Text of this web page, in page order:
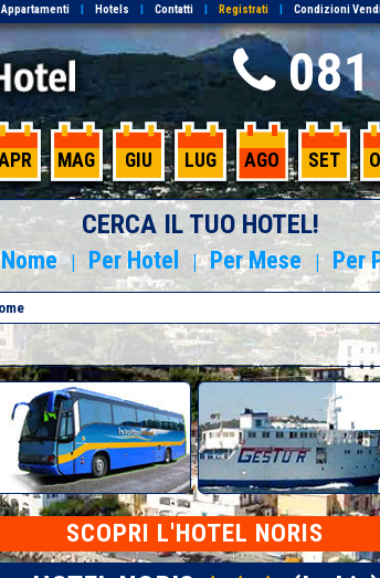
Appartamenti | Hotels | Contatti | Registrati | Condizioni
MAG GIU LUG AGO SET
CERCA IL TUO HOTEL!
| Per Hotel | Per Mese | Per
SCOPRI L'HOTEL NORIS